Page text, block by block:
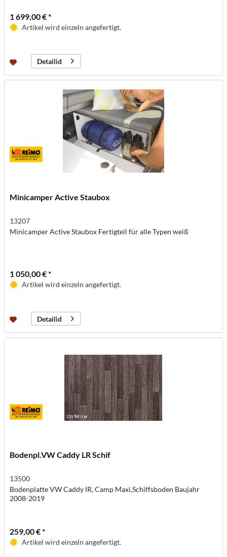
1 699,00 € *
Artikel wird einzeln angefertigt.
Detailid
Minicamper Active Staubox
13207
Minicamper Active Staubox Fertigteil für alle Typen weiß
1 050,00 € *
Artikel wird einzeln angefertigt.
Detailid
Bodenpl.VW Caddy LR Schif
13500
Bodenplatte VW Caddy lR, Camp Maxi,Schiffsboden Baujahr
2008-2019
259,00 € *
Artikel wird einzeln angefertigt.